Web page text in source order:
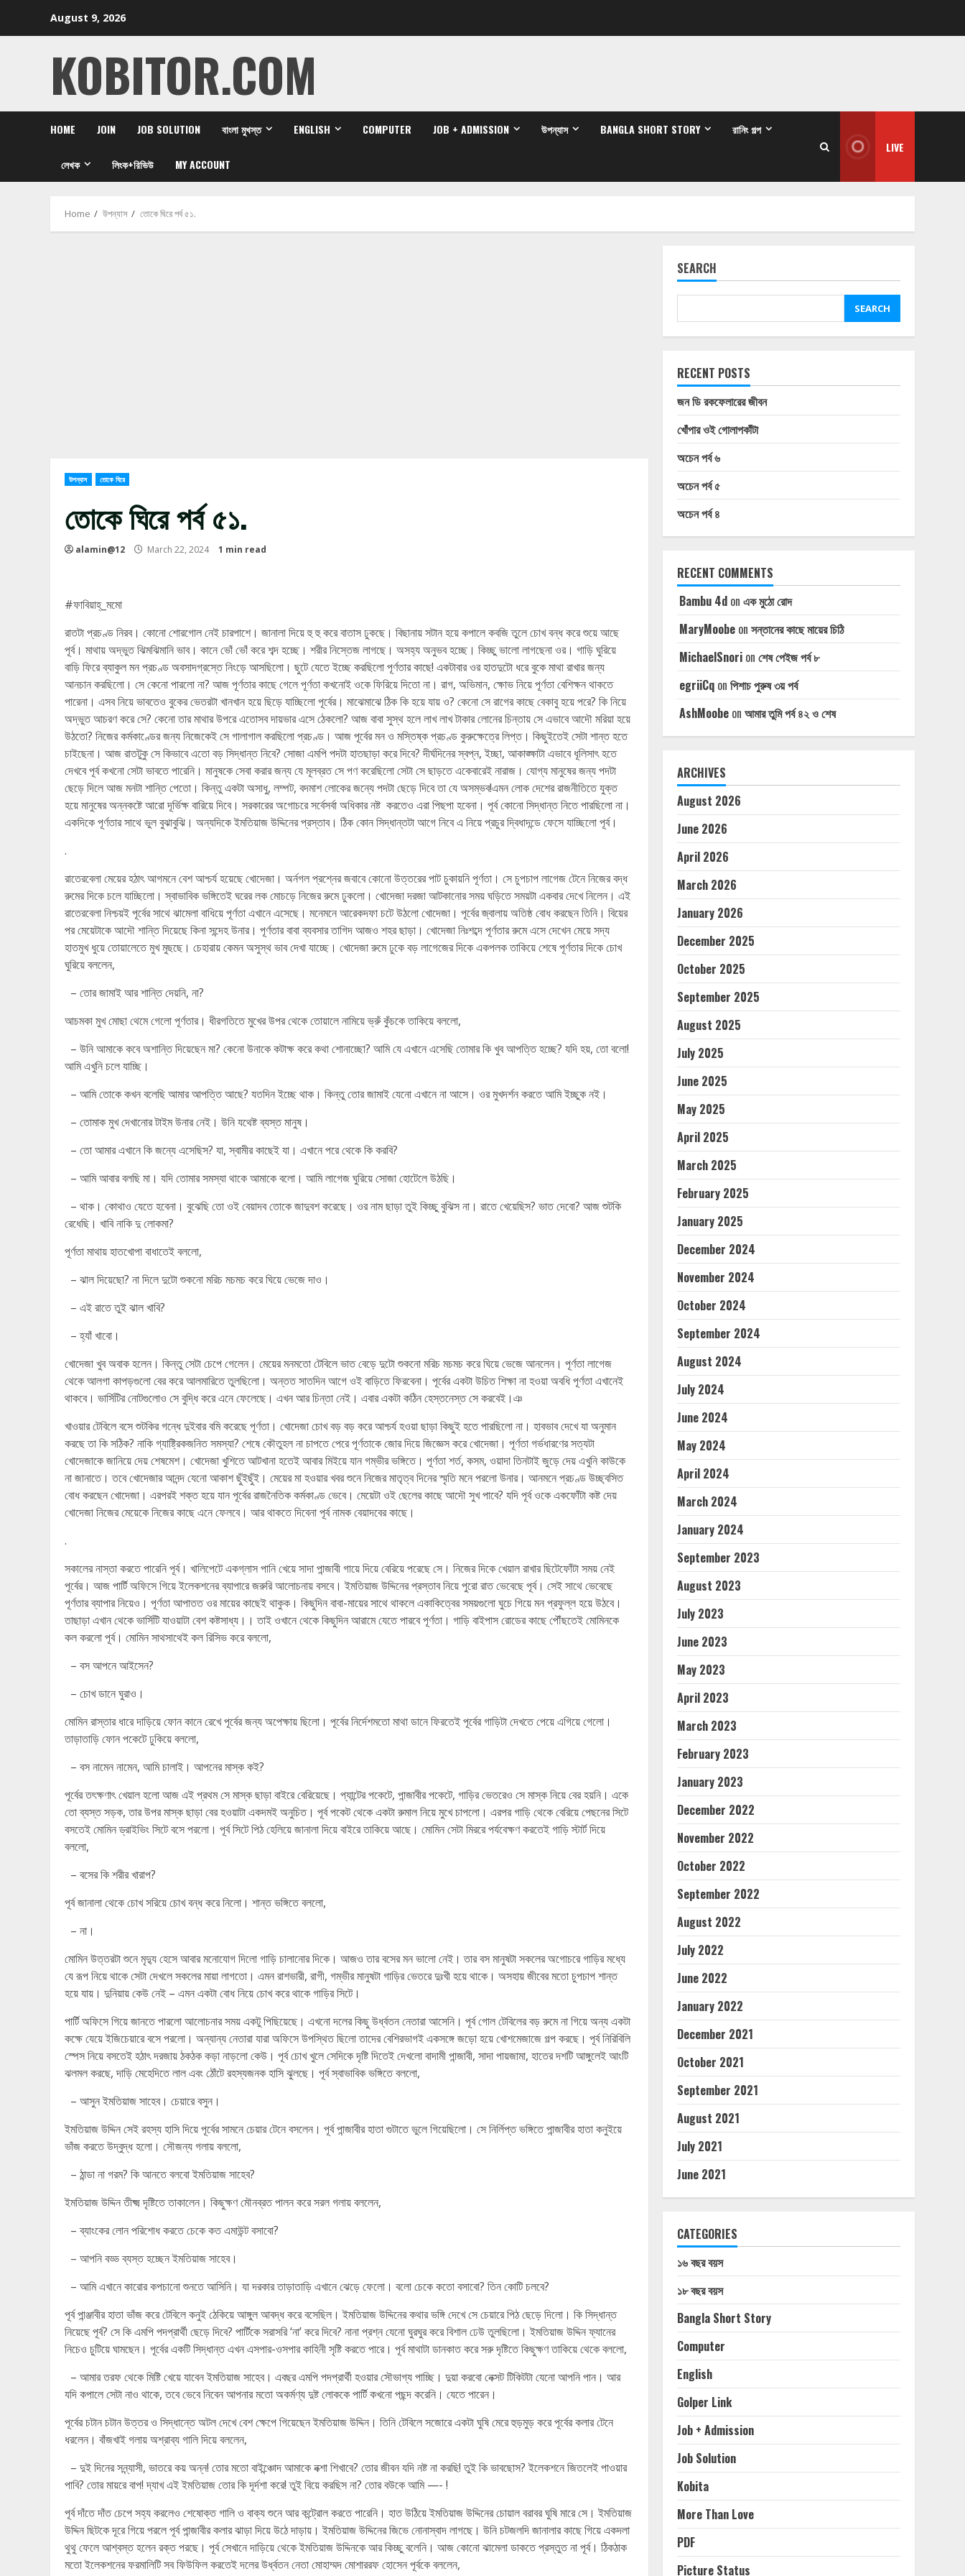
August 9, 2026
KOBITOR.COM
HOME JOIN JOB SOLUTION বাংলা মুখস্ত ENGLISH COMPUTER JOB + ADMISSION উপন্যাস BANGLA SHORT STORY রানিং গল্প
লেখক লিংক+রিভিউ MY ACCOUNT
LIVE
Home উপন্যাস তোকে ঘিরে পর্ব ৫১.
উপন্যাস তোকে ঘিরে
তোকে ঘিরে পর্ব ৫১.
alamin@12 March 22, 2024 1 min read
#ফাবিয়াহ্_মমো
রাতটা প্রচণ্ড নিরব। কোনো শোরগোল নেই চারপাশে। জানালা দিয়ে হু হু করে বাতাস ঢুকছে। বিছানায় সটান হয়ে কপালে কবজি তুলে চোখ বন্ধ করে শুয়ে আছে
পূর্ব। মাথায় অদ্ভুত ঝিমঝিমানি ভাব। কানে ভোঁ ভোঁ করে শব্দ হচ্ছে। শরীর নিস্তেজ লাগছে। অসহ্য অনুভব হচ্ছে। কিচ্ছু ভালো লাগছেনা ওর। গাড়ি ঘুরিয়ে
বাড়ি ফিরে ব্যাকুল মন প্রচণ্ড অবসাদগ্রস্তে নিংড়ে আসছিলো। ছুটে যেতে ইচ্ছে করছিলো পূর্ণতার কাছে! একটাবার ওর হাতদুটো ধরে বুকে মাথা রাখার জন্য
আনচান করছিলো। সে কেনো পারলো না? আজ পূর্ণতার কাছে গেলে পূর্ণতা কখনোই ওকে ফিরিয়ে দিতো না। রাগ, অভিমান, ক্ষোভ নিয়ে পূর্ণতা বেশিক্ষন থাকতে
পারেনা। এসব নিয়ে ভাবতেও বুকের ভেতরটা খানখান হয়ে ছিড়ে যাচ্ছিলো পূর্বের। মাঝেমাঝে ঠিক কি হয়ে যায় ও? কেনো সে রাগের কাছে বেকাবু হয়ে পরে? কি নিয়ে
অদ্ভুত আচরণ করে সে? কেনো তার মাথার উপরে এতোসব দায়ভার এসে ঠেকলো? আজ বাবা সুস্থ হলে লাখ লাখ টাকার লোনের চিন্তায় সে এভাবে আদৌ মরিয়া হয়ে
উঠতো? নিজের কর্মকাণ্ডের জন্য নিজেকেই সে গালাগাল করছিলো প্রচণ্ড। আজ পূর্বের মন ও মস্তিষ্ক প্রচণ্ড কুরুক্ষেত্রে লিপ্ত। কিছুইতেই সেটা শান্ত হতে
চাইছেনা। আজ রাতটুকু সে কিভাবে এতো বড় সিদ্ধান্ত নিবে? সোজা এমপি পদটা হাতছাড়া করে দিবে? দীর্ঘদিনের স্বপ্ন, ইচ্ছা, আকাঙ্ক্ষাটা এভাবে ধূলিসাৎ হতে
দেখবে পূর্ব কখনো সেটা ভাবতে পারেনি। মানুষকে সেবা করার জন্য যে মূলব্রত সে পণ করেছিলো সেটা সে ছাড়তে একেবারেই নারাজ। যোগ্য মানুষের জন্য পদটা
ছেড়ে দিলে আজ মনটা শান্তি পেতো। কিন্তু একটা অসাধু, লম্পট, বদমাশ লোকের জন্যে পদটা ছেড়ে দিবে তা যে অসম্ভব!এমন লোক দেশের রাজনীতিতে যুক্ত
হয়ে মানুষের অন্নকষ্টে আরো দূর্ভিক্ষ বারিয়ে দিবে। সরকারের অগোচরে সর্বেসর্বা অধিকার নষ্ট করতেও এরা পিছপা হবেনা। পূর্ব কোনো সিদ্ধান্ত নিতে পারছিলো না।
একদিকে পূর্ণতার সাথে ভুল বুঝাবুঝি। অন্যদিকে ইমতিয়াজ উদ্দিনের প্রস্তাব। ঠিক কোন সিদ্ধান্তটা আগে নিবে এ নিয়ে প্রচুর দ্বিধাদন্ডে ফেসে যাচ্ছিলো পূর্ব।
.
রাতেরবেলা মেয়ের হঠাৎ আগমনে বেশ আশ্চর্য হয়েছে খোদেজা। অর্নগল প্রশ্নের জবাবে কোনো উত্তরের পাট চুকায়নি পূর্ণতা। সে চুপচাপ লাগেজ টেনে নিজের বদ্ধ
রুমের দিকে চলে যাচ্ছিলো। স্বাভাবিক ভঙ্গিতেই ঘরের লক মোচড়ে নিজের রুমে ঢুকলো। খোদেজা দরজা আটকানোর সময় ঘড়িতে সময়টা একবার দেখে নিলেন। এই
রাতেরবেলা নিশ্চয়ই পূর্বের সাথে ঝামেলা বাধিয়ে পূর্ণতা এখানে এসেছে। মনেমনে আরেকদফা চটে উঠলো খোদেজা। পূর্বের জ্বালায় অতিষ্ঠ বোধ করছেন তিনি। বিয়ের
পর মেয়েটাকে আদৌ শান্তি দিয়েছে কিনা সন্দেহ উনার। পূর্ণতার বাবা ব্যবসার তাগিদ আজও শহর ছাড়া। খোদেজা নিঃশব্দে পূর্ণতার রুমে এসে দেখেন মেয়ে সদ্য
হাতমুখ ধুয়ে তোয়ালেতে মুখ মুছছে। চেহারায় কেমন অসুস্থ ভাব দেখা যাচ্ছে। খোদেজা রুমে ঢুকে বড় লাগেজের দিকে একপলক তাকিয়ে শেষে পূর্ণতার দিকে চোখ
ঘুরিয়ে বললেন,
– তোর জামাই আর শান্তি দেয়নি, না?
আচমকা মুখ মোছা থেমে গেলো পূর্ণতার। ধীরগতিতে মুখের উপর থেকে তোয়ালে নামিয়ে ভ্রুঁ কুঁচকে তাকিয়ে বললো,
– উনি আমাকে কবে অশান্তি দিয়েছেন মা? কেনো উনাকে কটাক্ষ করে কথা শোনাচ্ছো? আমি যে এখানে এসেছি তোমার কি খুব আপত্তি হচ্ছে? যদি হয়, তো বলো!
আমি এখুনি চলে যাচ্ছি।
– আমি তোকে কখন বলেছি আমার আপত্তি আছে? যতদিন ইচ্ছে থাক। কিন্তু তোর জামাই যেনো এখানে না আসে। ওর মুখদর্শন করতে আমি ইচ্ছুক নই।
– তোমাক মুখ দেখানোর টাইম উনার নেই। উনি যথেষ্ট ব্যস্ত মানুষ।
– তো আমার এখানে কি জন্যে এসেছিস? যা, স্বামীর কাছেই যা। এখানে পরে থেকে কি করবি?
– আমি আবার বলছি মা। যদি তোমার সমস্যা থাকে আমাকে বলো। আমি লাগেজ ঘুরিয়ে সোজা হোটেলে উঠছি।
– থাক। কোথাও যেতে হবেনা। বুঝেছি তো ওই বেয়াদব তোকে জাদুবশ করেছে। ওর নাম ছাড়া তুই কিচ্ছু বুঝিস না। রাতে খেয়েছিস? ভাত দেবো? আজ শুটকি
রেধেছি। খাবি নাকি দু লোকমা?
পূর্ণতা মাথায় হাতখোপা বাধাতেই বললো,
– ঝাল দিয়েছো? না দিলে দুটো শুকনো মরিচ মচমচ করে ঘিয়ে ভেজে দাও।
– এই রাতে তুই ঝাল খাবি?
– হ্যাঁ খাবো।
খোদেজা খুব অবাক হলেন। কিন্তু সেটা চেপে গেলেন। মেয়ের মনমতো টেবিলে ভাত বেড়ে দুটো শুকনো মরিচ মচমচ করে ঘিয়ে ভেজে আনলেন। পূর্ণতা লাগেজ
থেকে আলগা কাপড়গুলো বের করে আলমারিতে তুলছিলো। অন্তত সাতদিন আগে ওই বাড়িতে ফিরবেনা। পূর্বের একটা উচিত শিক্ষা না হওয়া অবধি পূর্ণতা এখানেই
থাকবে। ভার্সিটির নোটগুলোও সে বুদ্ধি করে এনে ফেলেছে। এখন আর চিন্তা নেই। এবার একটা কঠিন হেস্তনেস্ত সে করবেই।ঞ
খাওয়ার টেবিলে বসে শুটকির গন্ধে দুইবার বমি করেছে পূর্ণতা। খোদেজা চোখ বড় বড় করে আশ্চর্য হওয়া ছাড়া কিছুই হতে পারছিলো না। হাবভাব দেখে যা অনুমান
করছে তা কি সঠিক? নাকি গ্যাষ্ট্রিকজনিত সমস্যা? শেষে কৌতুহল না চাপতে পেরে পূর্ণতাকে জোর দিয়ে জিজ্ঞেস করে খোদেজা। পূর্ণতা গর্ভধারণের সত্যটা
খোদেজাকে জানিয়ে দেয় শেষমেশ। খোদেজা খুশিতে আটখানা হতেই আবার মিইয়ে যান গম্ভীর ভঙ্গিতে। পূর্ণতা শর্ত, কসম, ওয়াদা তিনটাই জুড়ে দেয় এখুনি কাউকে
না জানাতে। তবে খোদেজার আনন্দ যেনো আকাশ ছুঁইছুঁই। মেয়ের মা হওয়ার খবর শুনে নিজের মাতৃত্ব দিনের স্মৃতি মনে পরলো উনার। আনমনে প্রচণ্ড উচ্ছ্বসিত
বোধ করছেন খোদেজা। এরপরই শক্ত হয়ে যান পূর্বের রাজনৈতিক কর্মকাণ্ড ভেবে। মেয়েটা ওই ছেলের কাছে আদৌ সুখ পাবে? যদি পূর্ব ওকে একফোঁটা কষ্ট দেয়
খোদেজা নিজের মেয়েকে নিজের কাছে এনে ফেলবে। আর থাকতে দিবেনা পূর্ব নামক বেয়াদবের কাছে।
.
সকালের নাস্তা করতে পারেনি পূর্ব। খালিপেটে একগ্লাস পানি খেয়ে সাদা পান্জাবী গায়ে দিয়ে বেরিয়ে পরেছে সে। নিজের দিকে খেয়াল রাখার ছিটেফোঁটা সময় নেই
পূর্বের। আজ পার্টি অফিসে গিয়ে ইলেকশনের ব্যাপারে জরুরি আলোচনায় বসবে। ইমতিয়াজ উদ্দিনের প্রস্তাব নিয়ে পুরো রাত ভেবেছে পূর্ব। সেই সাথে ভেবেছে
পূর্ণতার ব্যাপার নিয়েও। পূর্ণতা আপাতত ওর মায়ের কাছেই থাকুক। কিছুদিন বাবা-মায়ের সাথে থাকলে একাকিত্বের সময়গুলো ঘুচে গিয়ে মন প্রফুল্ল হয়ে উঠবে।
তাছাড়া এখান থেকে ভার্সিটি যাওয়াটা বেশ কষ্টসাধ্য।। তাই ওখানে থেকে কিছুদিন আরামে যেতে পারবে পূর্ণতা। গাড়ি বাইপাস রোডের কাছে পৌঁছতেই মোমিনকে
কল করলো পূর্ব। মোমিন সাথসাথেই কল রিসিভ করে বললো,
– বস আপনে আইসেন?
– চোখ ডানে ঘুরাও।
মোমিন রাস্তার ধারে দাড়িয়ে ফোন কানে রেখে পূর্বের জন্য অপেক্ষায় ছিলো। পূর্বের নির্দেশমতো মাথা ডানে ফিরতেই পূর্বের গাড়িটা দেখতে পেয়ে এগিয়ে গেলো।
তাড়াতাড়ি ফোন পকেটে ঢুকিয়ে বললো,
– বস নামেন নামেন, আমি চালাই। আপনের মাস্ক কই?
পূর্বের তৎক্ষণাৎ খেয়াল হলো আজ এই প্রথম সে মাস্ক ছাড়া বাইরে বেরিয়েছে। প্যান্টের পকেটে, পান্জাবীর পকেটে, গাড়ির ভেতরেও সে মাস্ক নিয়ে বের হয়নি। একে
তো ব্যস্ত সড়ক, তার উপর মাস্ক ছাড়া বের হওয়াটা একদমই অনুচিত। পূর্ব পকেট থেকে একটা রুমাল নিয়ে মুখে চাপলো। এরপর গাড়ি থেকে বেরিয়ে পেছনের সিটে
বসতেই মোমিন ড্রাইভিং সিটে বসে পরলো। পূর্ব সিটে পিঠ হেলিয়ে জানালা দিয়ে বাইরে তাকিয়ে আছে। মোমিন সেটা মিররে পর্যবেক্ষণ করতেই গাড়ি স্টার্ট দিয়ে
বললো,
– বসের কি শরীর খারাপ?
পূর্ব জানালা থেকে চোখ সরিয়ে চোখ বন্ধ করে নিলো। শান্ত ভঙ্গিতে বললো,
– না।
মোমিন উত্তরটা শুনে মৃদ্যু হেসে আবার মনোযোগ দিলো গাড়ি চালানোর দিকে। আজও তার বসের মন ভালো নেই। তার বস মানুষটা সকলের অগোচরে গাড়ির মধ্যে
যে রূপ নিয়ে থাকে সেটা দেখলে সকলের মায়া লাগতো। এমন রাশভারী, রাগী, গম্ভীর মানুষটা গাড়ির ভেতরে দুঃখী হয়ে থাকে। অসহায় জীবের মতো চুপচাপ শান্ত
হয়ে যায়। দুনিয়ায় কেউ নেই – এমন একটা বোধ নিয়ে চোখ করে থাকে গাড়ির সিটে।
পার্টি অফিসে গিয়ে জানতে পারলো আলোচনার সময় একটু পিছিয়েছে। এখনো দলের কিছু উর্ধ্বতন নেতারা আসেনি। পূর্ব গোল টেবিলের বড় রুমে না গিয়ে অন্য একটা
কক্ষে যেয়ে ইজিচেয়ারে বসে পরলো। অন্যান্য নেতারা যারা অফিসে উপস্থিত ছিলো তাদের বেশিরভাগই একসঙ্গে জড়ো হয়ে খোশমেজাজে গল্প করছে। পূর্ব নিরিবিলি
স্পেস নিয়ে বসতেই হঠাৎ দরজায় ঠকঠক কড়া নাড়লো কেউ। পূর্ব চোখ খুলে সেদিকে দৃষ্টি দিতেই দেখলো বাদামী পান্জাবী, সাদা পায়জামা, হাতের দশটি আঙ্গুলেই আংটি
ঝলমল করছে, দাড়ি মেহেদিতে লাল এবং ঠোঁটে রহস্যজনক হাসি ঝুলছে। পূর্ব স্বাভাবিক ভঙ্গিতে বললো,
– আসুন ইমতিয়াজ সাহেব। চেয়ারে বসুন।
ইমতিয়াজ উদ্দিন সেই রহস্য হাসি দিয়ে পূর্বের সামনে চেয়ার টেনে বসলেন। পূর্ব পান্জাবীর হাতা গুটাতে ভুলে গিয়েছিলো। সে নির্লিপ্ত ভঙ্গিতে পান্জাবীর হাতা কনুইয়ে
ভাঁজ করতে উদ্বুদ্ধ হলো। সৌজন্য গলায় বললো,
– ঠান্ডা না গরম? কি আনতে বলবো ইমতিয়াজ সাহেব?
ইমতিয়াজ উদ্দিন তীক্ষ্ম দৃষ্টিতে তাকালেন। কিছুক্ষণ মৌনব্রত পালন করে সরল গলায় বললেন,
– ব্যাংকের লোন পরিশোধ করতে চেকে কত এমাউন্ট বসাবো?
– আপনি বড্ড ব্যস্ত হচ্ছেন ইমতিয়াজ সাহেব।
– আমি এখানে কারোর কপচানো শুনতে আসিনি। যা দরকার তাড়াতাড়ি এখানে ঝেড়ে ফেলো। বলো চেকে কতো বসাবো? তিন কোটি চলবে?
পূর্ব পান্ঞ্জাবীর হাতা ভাঁজ করে টেবিলে কনুই ঠেকিয়ে আঙ্গুল আবদ্ধ করে বসেছিল। ইমতিয়াজ উদ্দিনের কথার ভঙ্গি দেখে সে চেয়ারে পিঠ ছেড়ে দিলো। কি সিদ্ধান্ত
নিয়েছে পূর্ব? সে কি এমপি পদপ্রার্থী ছেড়ে দিবে? পার্টিকে সরাসরি ‘না’ করে দিবে? নানা প্রশ্ন যেনো ঘুরঘুর করে বিশাল ঢেউ তুলছিলো। ইমতিয়াজ উদ্দিন ফ্যানের
নিচেও চুটিয়ে ঘামছেন। পূর্বের একটি সিদ্ধান্ত এখন এসপার-ওসপার কাহিনী সৃষ্টি করতে পারে। পূর্ব মাথাটা ডানকাত করে সরু দৃষ্টিতে কিছুক্ষণ তাকিয়ে থেকে বললো,
– আমার তরফ থেকে মিষ্টি খেয়ে যাবেন ইমতিয়াজ সাহেব। এবছর এমপি পদপ্রার্থী হওয়ার সৌভাগ্য পাচ্ছি। দুয়া করবো নেক্সট টিকিটটা যেনো আপনি পান। আর
যদি কপালে সেটা নাও থাকে, তবে ভেবে নিবেন আপনার মতো অকর্মণ্য দুষ্ট লোককে পার্টি কখনো পছন্দ করেনি। যেতে পারেন।
পূর্বের চটান চটান উত্তর ও সিদ্ধান্তে অটল দেখে বেশ ক্ষেপে গিয়েছেন ইমতিয়াজ উদ্দিন। তিনি টেবিলে সজোরে একটা ঘুষি মেরে হুড়মুড় করে পূর্বের কলার টেনে
ধরলেন। বাঁজখাই গলায় অশ্রাব্য গালি দিয়ে বললেন,
– দুই দিনের সন্ন্যাসী, ভাতরে কয় অন্ন! তোর মতো বাইন্ঞ্চোদ আমাকে নক্শা শিখাবে? তোর জীবন যদি নষ্ট না করছি! তুই কি ভাবছোস? ইলেকশনে জিতলেই পাওয়ার
পাবি? তোর মায়রে বাপ! দ্যাখ এই ইমতিয়াজ তোর কি দূর্দশা করে! তুই বিয়ে করছিস না? তোর বউকে আমি —- !
পূর্ব দাঁতে দাঁত চেপে সহ্য করলেও শেষোক্ত গালি ও বাক্য শুনে আর কন্ট্রোল করতে পারেনি। হাত উঠিয়ে ইমতিয়াজ উদ্দিনের চোয়াল বরাবর ঘুষি মারে সে। ইমতিয়াজ
উদ্দিন ছিটকে দূরে গিয়ে পরলে পূর্ব পান্জাবীর কলার ঝাড়া দিয়ে উঠে দাড়ায়। ইমতিয়াজ উদ্দিনের জিভে নোনাস্বাদ লাগছে। উনি চটজলদি জানালার কাছে গিয়ে একদলা
থুথু ফেলে আশ্বস্ত হলেন রক্ত পরছে। পূর্ব সেখানে দাড়িয়ে থেকে ইমতিয়াজ উদ্দিনকে আর কিচ্ছু বলেনি। আজ কোনো ঝামেলা ডাকতে প্রস্তুত না পূর্ব। ঠিকঠাক
মতো ইলেকশনের ফরমালিটি সব ফিউফিল করতেই দলের উর্ধ্বতন নেতা মোহাম্মদ মোশাররফ হোসেন পূর্বকে বললেন,
SEARCH
SEARCH
RECENT POSTS
জন ডি রকফেলারের জীবন
খোঁপার ওই গোলাপকাঁটা
অচেন পর্ব ৬
অচেন পর্ব ৫
অচেন পর্ব ৪
RECENT COMMENTS
Bambu 4don এক মুঠো রোদ
MaryMoobeon সন্তানের কাছে মায়ের চিঠি
MichaelSnorion শেষ পেইজ পর্ব ৮
egriiCqon পিশাচ পুরুষ ৩য় পর্ব
AshMoobeon আমার তুমি পর্ব ৪২ ও শেষ
ARCHIVES
August 2026
June 2026
April 2026
March 2026
January 2026
December 2025
October 2025
September 2025
August 2025
July 2025
June 2025
May 2025
April 2025
March 2025
February 2025
January 2025
December 2024
November 2024
October 2024
September 2024
August 2024
July 2024
June 2024
May 2024
April 2024
March 2024
January 2024
September 2023
August 2023
July 2023
June 2023
May 2023
April 2023
March 2023
February 2023
January 2023
December 2022
November 2022
October 2022
September 2022
August 2022
July 2022
June 2022
January 2022
December 2021
October 2021
September 2021
August 2021
July 2021
June 2021
CATEGORIES
১৬ বছর বয়স
১৮ বছর বয়স
Bangla Short Story
Computer
English
Golper Link
Job + Admission
Job Solution
Kobita
More Than Love
PDF
Picture Status